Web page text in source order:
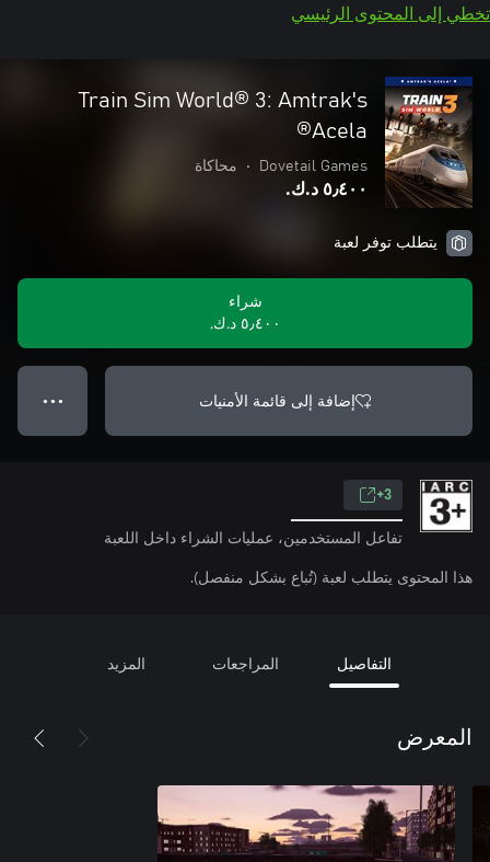
تخطي إلى المحتوى الرئيسي
Train Sim World® 3: Amtrak's
Acela®
Dovetail Games
• محاكاة
٥٫٤٠٠ د.ك.‏
يتطلب توفر لعبة
شراء
٥٫٤٠٠ د.ك.‏
إضافة إلى قائمة الأمنيات ● ● ●
3+
تفاعل المستخدمين، عمليات الشراء داخل اللعبة
هذا المحتوى يتطلب لعبة (تُباع بشكل منفصل).
التفاصيل المراجعات المزيد
المعرض